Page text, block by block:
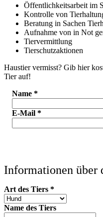
Öffentlichkeitsarbeit im
Kontrolle von
Beratung in Sachen
Aufnahme von in Not
Tiervermittlung
Tierschutzaktionen
Haustier vermisst? Gib hier
Tier auf!
Name *
E-Mail *
Informationen über
Art des Tiers *
Name des Tiers